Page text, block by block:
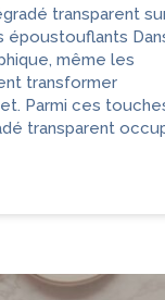
transparent
époustouflants
même les
transformer
Parmi ces
transparent